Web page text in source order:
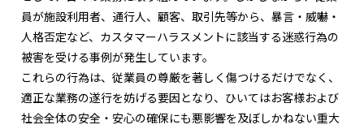
員が施設利用者、通行人、顧客、取引先等から、暴言・威嚇・
人格否定など、カスタマーハラスメントに該当する迷惑行為の
被害を受ける事例が発生しています。
これらの行為は、従業員の尊厳を著しく傷つけるだけでなく、
適正な業務の遂行を妨げる要因となり、ひいてはお客様および
社会全体の安全・安心の確保にも悪影響を及ぼしかねない重大